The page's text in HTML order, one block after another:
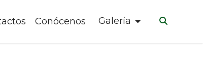
Conócenos Galería